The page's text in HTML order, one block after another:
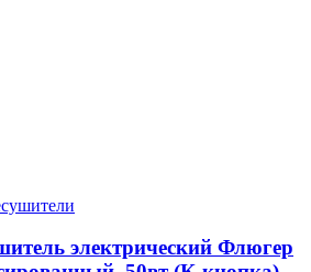
электрический Флюгер